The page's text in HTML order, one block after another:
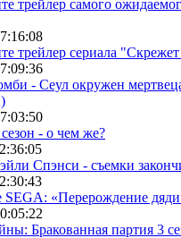
трейлер самого
трейлер сериала
- Сеул окружен
- о чем же?
Спэнси - съемки
SEGA: «Перерождение
Бракованная партия 3